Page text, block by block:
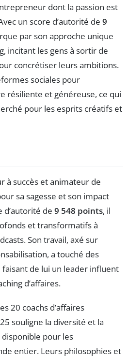
dont la passion est
un score d’autorité de 9
par son approche unique
incitant les gens à sortir de
concrétiser leurs ambitions.
sociales pour
résiliente et généreuse, ce qui
pour les esprits créatifs et
à succès et animateur de
sa sagesse et son impact
d’autorité de 9 548 points, il
et transformatifs à
Son travail, axé sur
a touché des
de lui un leader influent
d’affaires.
20 coachs d’affaires
souligne la diversité et la
disponible pour les
entier. Leurs philosophies et